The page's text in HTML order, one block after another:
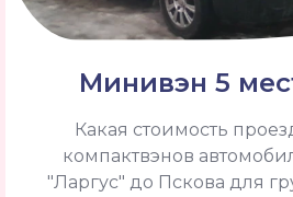
Минивэн 5
Какая стоимость
компактвэнов
"Ларгус" до Пскова для